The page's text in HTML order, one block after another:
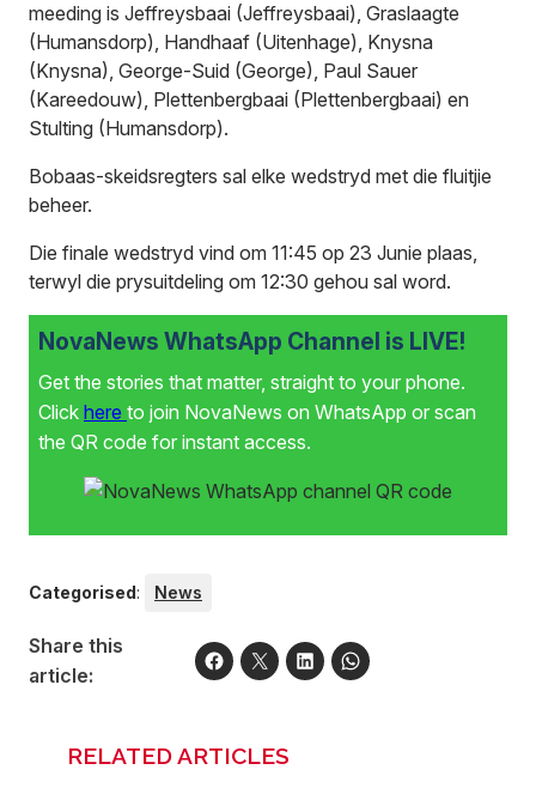
meeding is Jeffreysbaai (Jeffreysbaai), Graslaagte
(Humansdorp), Handhaaf (Uitenhage), Knysna
(Knysna), George-Suid (George), Paul Sauer
(Kareedouw), Plettenbergbaai (Plettenbergbaai) en
Stulting (Humansdorp).
Bobaas-skeidsregters sal elke wedstryd met die fluitjie
beheer.
Die finale wedstryd vind om 11:45 op 23 Junie plaas,
terwyl die prysuitdeling om 12:30 gehou sal word.
NovaNews WhatsApp Channel is LIVE!
Get the stories that matter, straight to your phone.
Click here to join NovaNews on WhatsApp or scan
the QR code for instant access.
Categorised: News
Share this
article:
RELATED ARTICLES